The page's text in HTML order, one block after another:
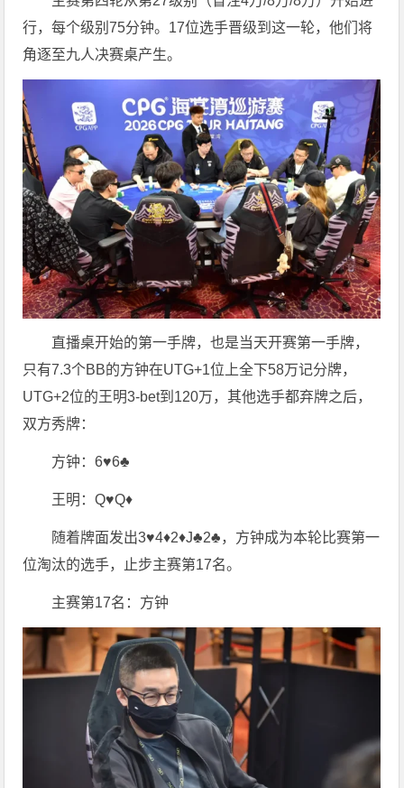
行，每个级别75分钟。17位选手晋级到这一轮，他们将
角逐至九人决赛桌产生。
直播桌开始的第一手牌，也是当天开赛第一手牌，
只有7.3个BB的方钟在UTG+1位上全下58万记分牌，
UTG+2位的王明3-bet到120万，其他选手都弃牌之后，
双方秀牌：
方钟：6♥️6♣️
王明：Q♥️Q♦️
随着牌面发出3♥️4♦️2♦️J♣️2♣️，方钟成为本轮比赛第一
位淘汰的选手，止步主赛第17名。
主赛第17名：方钟